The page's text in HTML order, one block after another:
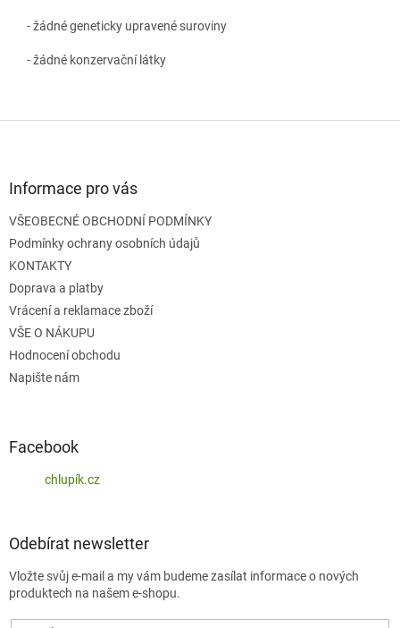
- žádné geneticky upravené suroviny
- žádné konzervační látky
Informace pro vás
VŠEOBECNÉ OBCHODNÍ PODMÍNKY
Podmínky ochrany osobních údajů
KONTAKTY
Doprava a platby
Vrácení a reklamace zboží
VŠE O NÁKUPU
Hodnocení obchodu
Napište nám
Facebook
chlupík.cz
Odebírat newsletter
Vložte svůj e-mail a my vám budeme zasílat informace o nových
produktech na našem e-shopu.